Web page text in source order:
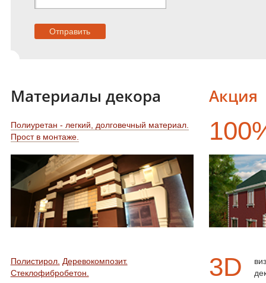
Акция
3D
Материалы декора
Полиуретан - легкий, долговечный материал.
Прост в монтаже.
Полистирол. Деревокомпозит.
Стеклофибробетон.